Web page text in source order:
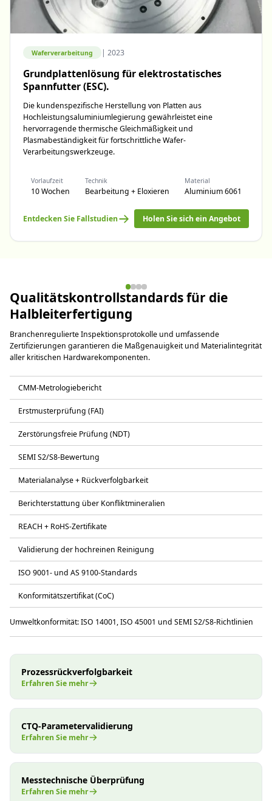
Waferverarbeitung | 2023
Grundplattenlösung für elektrostatisches
Spannfutter (ESC).
Die kundenspezifische Herstellung von Platten aus
Hochleistungsaluminiumlegierung gewährleistet eine
hervorragende thermische Gleichmäßigkeit und
Plasmabeständigkeit für fortschrittliche Wafer-
Verarbeitungswerkzeuge.
Vorlaufzeit
10 Wochen
Technik
Bearbeitung + Eloxieren
Material
Aluminium 6061
Entdecken Sie Fallstudien Holen Sie sich ein Angebot
Qualitätskontrollstandards für die
Halbleiterfertigung
Branchenregulierte Inspektionsprotokolle und umfassende
Zertifizierungen garantieren die Maßgenauigkeit und Materialintegrität
aller kritischen Hardwarekomponenten.
CMM-Metrologiebericht
Erstmusterprüfung (FAI)
Zerstörungsfreie Prüfung (NDT)
SEMI S2/S8-Bewertung
Materialanalyse + Rückverfolgbarkeit
Berichterstattung über Konfliktmineralien
REACH + RoHS-Zertifikate
Validierung der hochreinen Reinigung
ISO 9001- und AS 9100-Standards
Konformitätszertifikat (CoC)
Umweltkonformität: ISO 14001, ISO 45001 und SEMI S2/S8-Richtlinien
Prozessrückverfolgbarkeit
Erfahren Sie mehr
CTQ-Parametervalidierung
Erfahren Sie mehr
Messtechnische Überprüfung
Erfahren Sie mehr